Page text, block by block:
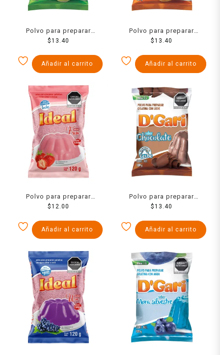
Polvo para preparar
gelatina D´Gari de agua
$13.40
Añadir al carrito
Polvo para preparar
gelatina D´Gari de agua
$13.40
Añadir al carrito
Polvo para preparar
gelatina Ideal de leche
$12.00
Añadir al carrito
Polvo para preparar
gelatina D´Gari de leche
$13.40
Añadir al carrito